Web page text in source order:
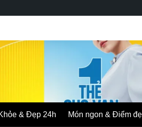
& Đẹp 24h Món ngon & Điểm